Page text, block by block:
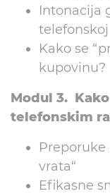
Intonacija
Kako se
kupovinu?
Modul 3.
telefonskim
Preporuke
vrata“
Efikasne